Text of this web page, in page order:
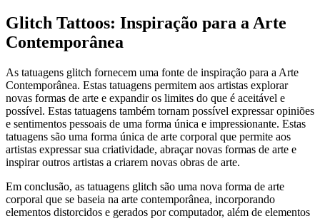
Glitch Tattoos: Inspiração para a Arte
Contemporânea
As tatuagens glitch fornecem uma fonte de inspiração para a Arte
Contemporânea. Estas tatuagens permitem aos artistas explorar
novas formas de arte e expandir os limites do que é aceitável e
possível. Estas tatuagens também tornam possível expressar opiniões
e sentimentos pessoais de uma forma única e impressionante. Estas
tatuagens são uma forma única de arte corporal que permite aos
artistas expressar sua criatividade, abraçar novas formas de arte e
inspirar outros artistas a criarem novas obras de arte.
Em conclusão, as tatuagens glitch são uma nova forma de arte
corporal que se baseia na arte contemporânea, incorporando
elementos distorcidos e gerados por computador, além de elementos